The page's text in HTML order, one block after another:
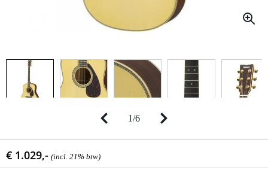
1/6
€ 1.029,- (incl. 21% btw)